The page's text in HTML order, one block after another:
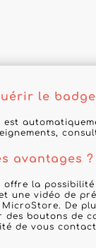
le badge
est
avantages ?
la
une vidéo de
De
des boutons de
de vous